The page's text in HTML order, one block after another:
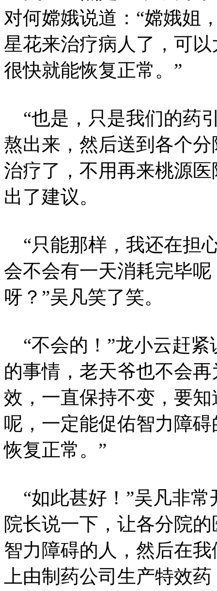
对何嫦娥说道：“嫦娥姐
星花来治疗病人了，可
很快就能恢复正常。”
“也是，只是我们的药
熬出来，然后送到各个
治疗了，不用再来桃源
出了建议。
“只能那样，我还在担
会不会有一天消耗完毕
呀？”吴凡笑了笑。
“不会的！”龙小云赶紧
的事情，老天爷也不会
效，一直保持不变，要
呢，一定能促佑智力障
恢复正常。”
“如此甚好！”吴凡非常
院长说一下，让各分院
智力障碍的人，然后在
上由制药公司生产特效